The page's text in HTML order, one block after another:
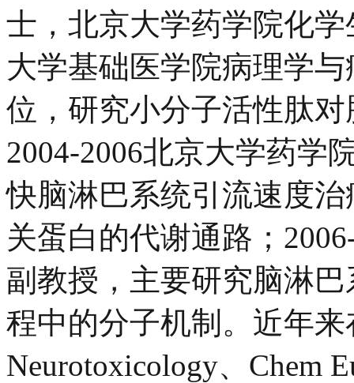
士，北京大学药学院化
大学基础医学院病理学
位，研究小分子活性肽
2004-2006北京大学药学
快脑淋巴系统引流速度
关蛋白的代谢通路；
副教授，主要研究脑淋
程中的分子机制。近年来
Neurotoxicology、Chem